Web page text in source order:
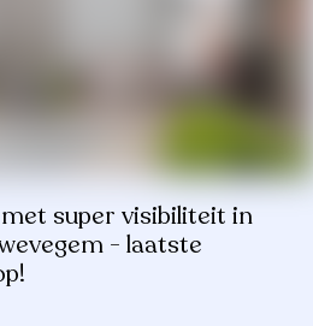
super visibiliteit in
- laatste